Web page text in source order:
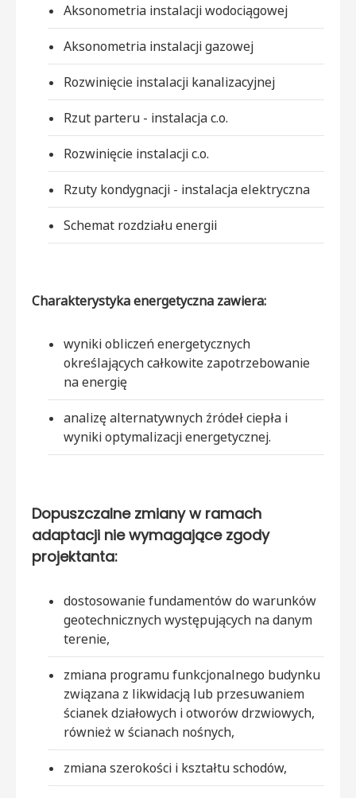
Aksonometria instalacji wodociągowej
Aksonometria instalacji gazowej
Rozwinięcie instalacji kanalizacyjnej
Rzut parteru - instalacja c.o.
Rozwinięcie instalacji c.o.
Rzuty kondygnacji - instalacja elektryczna
Schemat rozdziału energii
Charakterystyka energetyczna zawiera:
wyniki obliczeń energetycznych
określających całkowite zapotrzebowanie
na energię
analizę alternatywnych źródeł ciepła i
wyniki optymalizacji energetycznej.
Dopuszczalne zmiany w ramach
adaptacji nie wymagające zgody
projektanta:
dostosowanie fundamentów do warunków
geotechnicznych występujących na danym
terenie,
zmiana programu funkcjonalnego budynku
związana z likwidacją lub przesuwaniem
ścianek działowych i otworów drzwiowych,
również w ścianach nośnych,
zmiana szerokości i kształtu schodów,